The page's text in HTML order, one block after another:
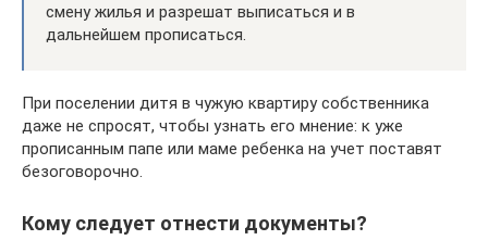
смену жилья и разрешат выписаться и в
дальнейшем прописаться.
При поселении дитя в чужую квартиру собственника
даже не спросят, чтобы узнать его мнение: к уже
прописанным папе или маме ребенка на учет поставят
безоговорочно.
Кому следует отнести документы?